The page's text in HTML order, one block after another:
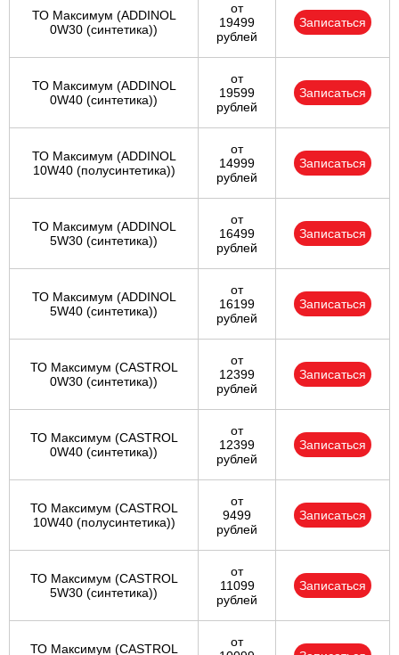
ТО Максимум (ADDINOL
0W30 (синтетика))
от
19499
рублей
Записаться
ТО Максимум (ADDINOL
0W40 (синтетика))
от
19599
рублей
Записаться
ТО Максимум (ADDINOL
10W40 (полусинтетика))
от
14999
рублей
Записаться
ТО Максимум (ADDINOL
5W30 (синтетика))
от
16499
рублей
Записаться
ТО Максимум (ADDINOL
5W40 (синтетика))
от
16199
рублей
Записаться
ТО Максимум (CASTROL
0W30 (синтетика))
от
12399
рублей
Записаться
ТО Максимум (CASTROL
0W40 (синтетика))
от
12399
рублей
Записаться
ТО Максимум (CASTROL
10W40 (полусинтетика))
от
9499
рублей
Записаться
ТО Максимум (CASTROL
5W30 (синтетика))
от
11099
рублей
Записаться
ТО Максимум (CASTROL
от